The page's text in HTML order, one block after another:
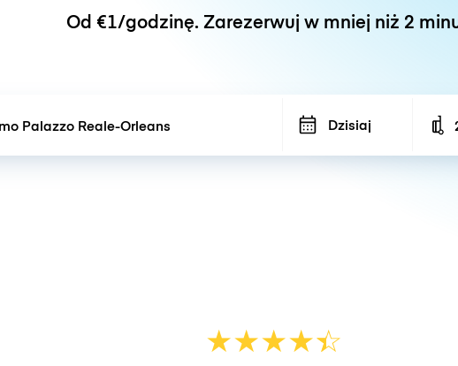
Od €1/godzinę. Zarezerwuj w mniej niż 2
Dzisiaj
★★★★☆
★